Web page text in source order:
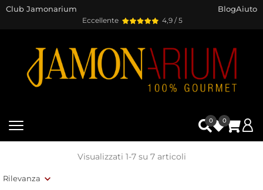
Eccellente 4,9 / 5
Club Jamonarium BlogAiuto
0 0
Rilevanza
Visualizzati 1-7 su 7 articoli